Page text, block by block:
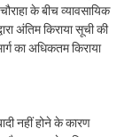
के बीच व्यावसायिक
अंतिम किराया सूची की
का अधिकतम किराया
नहीं होने के कारण